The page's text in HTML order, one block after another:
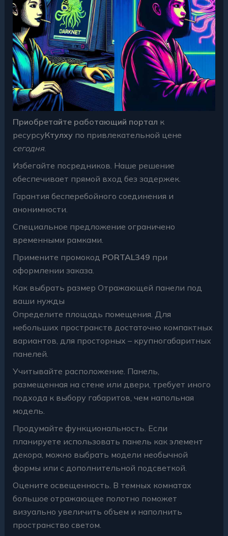
Приобретайте работающий портал к
ресурсуКтулхупо привлекательной цене
сегодня.
Избегайте посредников. Наше решение
обеспечивает прямой вход без задержек.
Гарантия бесперебойного соединения и
анонимности.
Специальное предложение ограничено
временными рамками.
Примените промокод PORTAL349 при
оформлении заказа.
Как выбрать размер Отражающей панели под
ваши нужды
Определите площадь помещения. Для
небольших пространств достаточно компактных
вариантов, для просторных – крупногабаритных
панелей.
Учитывайте расположение. Панель,
размещенная на стене или двери, требует иного
подхода к выбору габаритов, чем напольная
модель.
Продумайте функциональность. Если
планируете использовать панель как элемент
декора, можно выбрать модели необычной
формы или с дополнительной подсветкой.
Оцените освещенность. В темных комнатах
большое отражающее полотно поможет
визуально увеличить объем и наполнить
пространство светом.